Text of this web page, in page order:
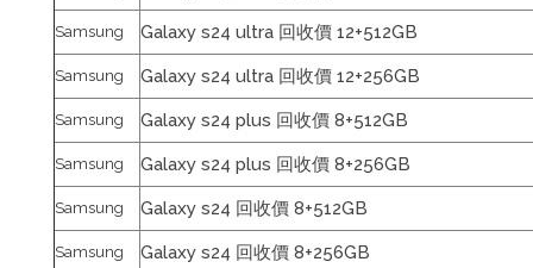
Samsung Galaxy s24 ultra 回收價 12+512GB
Samsung Galaxy s24 ultra 回收價 12+256GB
Samsung Galaxy s24 plus 回收價 8+512GB
Samsung Galaxy s24 plus 回收價 8+256GB
Samsung Galaxy s24 回收價 8+512GB
Samsung Galaxy s24 回收價 8+256GB